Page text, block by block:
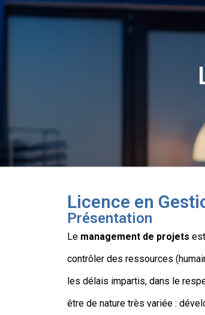
Licence en
Présentation
Le management de projets
contrôler des ressources
les délais impartis, dans le
être de nature très variée :